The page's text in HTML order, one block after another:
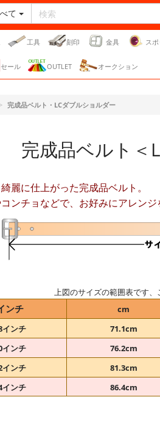
て
工具 刻印 金具 スポ
セール OUTLET オークション
完成品ベルト・LCダブルショルダー
完成品ベルト＜
麗に仕上がった完成品ベルト。
ンチョなどで、お好みにアレン
上図のサイズの範囲表です、
ンチ
cm
インチ
71.1cm
インチ
76.2cm
インチ
81.3cm
インチ
86.4cm